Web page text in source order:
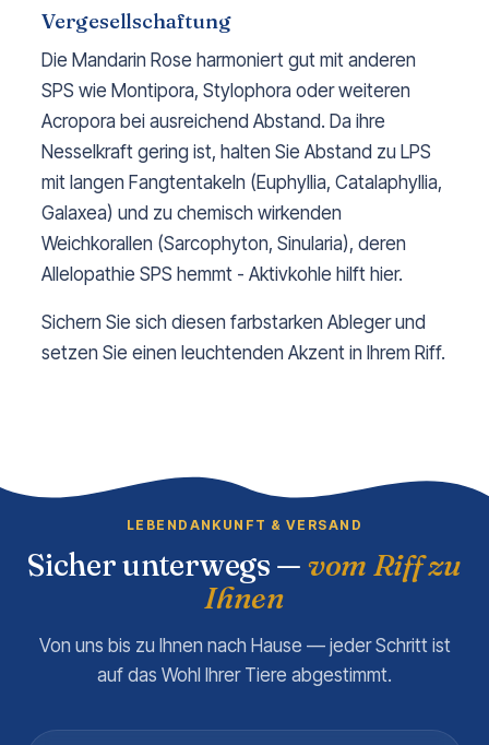
Vergesellschaftung
Die Mandarin Rose harmoniert gut mit anderen
SPS wie Montipora, Stylophora oder weiteren
Acropora bei ausreichend Abstand. Da ihre
Nesselkraft gering ist, halten Sie Abstand zu LPS
mit langen Fangtentakeln (Euphyllia, Catalaphyllia,
Galaxea) und zu chemisch wirkenden
Weichkorallen (Sarcophyton, Sinularia), deren
Allelopathie SPS hemmt - Aktivkohle hilft hier.
Sichern Sie sich diesen farbstarken Ableger und
setzen Sie einen leuchtenden Akzent in Ihrem Riff.
LEBENDANKUNFT & VERSAND
Sicher unterwegs — vom Riff zu
Ihnen
Von uns bis zu Ihnen nach Hause — jeder Schritt ist
auf das Wohl Ihrer Tiere abgestimmt.